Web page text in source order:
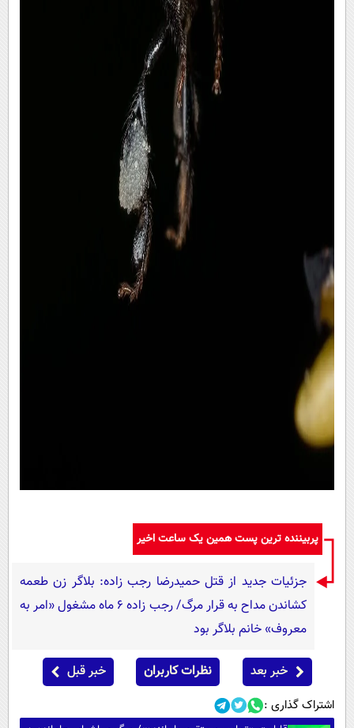
پربیننده ترین پست همین یک ساعت اخیر
جزئیات جدید از قتل حمیدرضا رجب زاده: بلاگر زن طعمه
کشاندن مداح به قرار مرگ/ رجب زاده 6 ماه مشغول «امر به
معروف» خانم بلاگر بود
خبر بعد نظرات کاربران خبر قبل
اشتراک گذاری :